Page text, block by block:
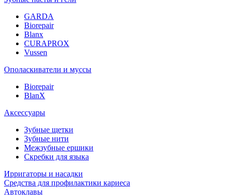
GARDA
Biorepair
Blanx
CURAPROX
Vussen
Ополаскиватели и муссы
Biorepair
BlanX
Аксессуары
Зубные щетки
Зубные нити
Межзубные ершики
Скребки для языка
Ирригаторы и насадки
Средства для профилактики кариеса
Автоклавы